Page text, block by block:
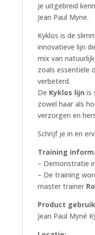
je uitgebreid
Jean Paul Myne.
Kyklos is de
innovatieve lijn
mix van
zoals essentiële
verbeterd.
De Kyklos lijn is
zowel haar als
verzorgen en
Schrijf je in en
Training
– Demonstratie
– De training
master trainer
Product
Jean Paul Myné